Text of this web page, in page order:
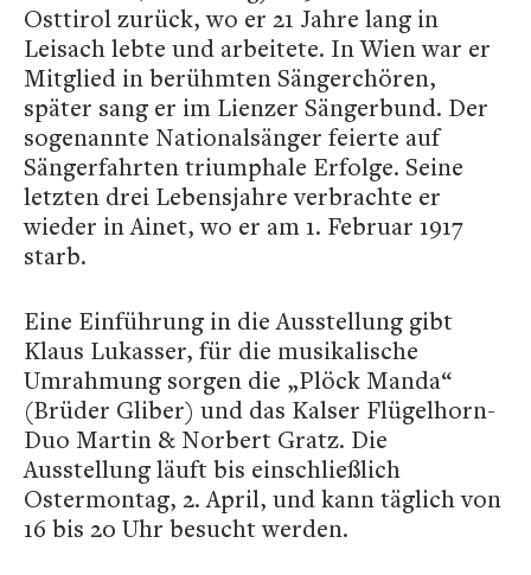
Osttirol zurück, wo er 21 Jahre lang in
Leisach lebte und arbeitete. In Wien war er
Mitglied in berühmten Sängerchören,
später sang er im Lienzer Sängerbund. Der
sogenannte Nationalsänger feierte auf
Sängerfahrten triumphale Erfolge. Seine
letzten drei Lebensjahre verbrachte er
wieder in Ainet, wo er am 1. Februar 1917
starb.
Eine Einführung in die Ausstellung gibt
Klaus Lukasser, für die musikalische
Umrahmung sorgen die „Plöck Manda“
(Brüder Gliber) und das Kalser Flügelhorn-
Duo Martin & Norbert Gratz. Die
Ausstellung läuft bis einschließlich
Ostermontag, 2. April, und kann täglich von
16 bis 20 Uhr besucht werden.